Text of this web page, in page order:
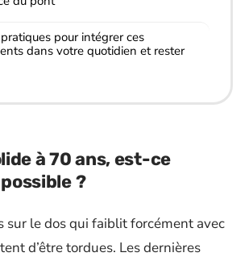
pour intégrer ces
dans votre quotidien et rester
à 70 ans, est-ce
?
sur le dos qui faiblit forcément avec
d’être tordues. Les dernières